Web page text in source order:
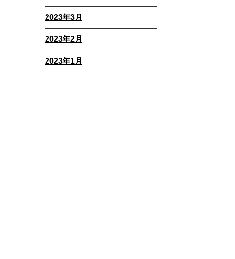
2023年3月
2023年2月
2023年1月